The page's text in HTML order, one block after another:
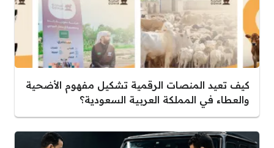
كيف تعيد المنصات الرقمية تشكيل مفهوم الأضحية
والعطاء في المملكة العربية السعودية؟